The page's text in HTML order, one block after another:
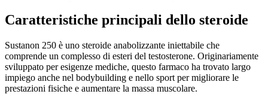
Caratteristiche principali dello steroide
Sustanon 250 è uno steroide anabolizzante iniettabile che
comprende un complesso di esteri del testosterone. Originariamente
sviluppato per esigenze mediche, questo farmaco ha trovato largo
impiego anche nel bodybuilding e nello sport per migliorare le
prestazioni fisiche e aumentare la massa muscolare.